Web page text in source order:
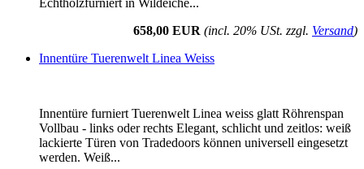
658,00 EUR (incl. 20% USt. zzgl. Versand)
Innentüre Tuerenwelt Linea Weiss
Innentüre furniert Tuerenwelt Linea weiss glatt Röhrenspan
Vollbau - links oder rechts Elegant, schlicht und zeitlos: weiß
lackierte Türen von Tradedoors können universell eingesetzt
werden. Weiß...